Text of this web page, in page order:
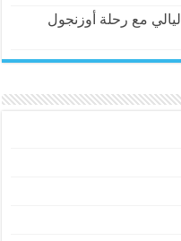
برنامج سياحي في طرابزون 7 أيام 6 ليالي مع رحلة أوزنجول